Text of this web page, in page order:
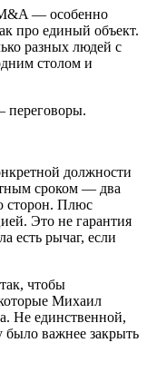
— особенно
про единый объект.
разных людей с
столом и
переговоры.
должности
сроком — два
сторон. Плюс
Это не гарантия
есть рычаг, если
чтобы
Михаил
Не единственной,
было важнее закрыть